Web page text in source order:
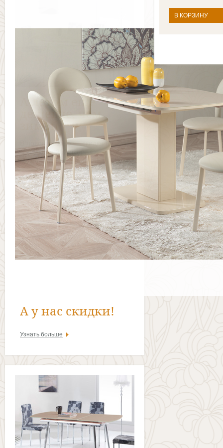
А у нас скидки!
Узнать больше
В КОРЗИНУ